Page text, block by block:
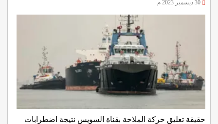
حقيقة تعليق حركة الملاحة بقناة السويس نتيجة اضطرابات